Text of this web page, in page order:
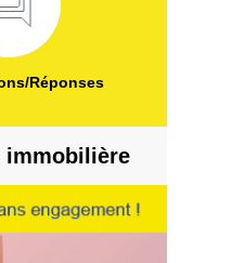
Réponses
immobilière